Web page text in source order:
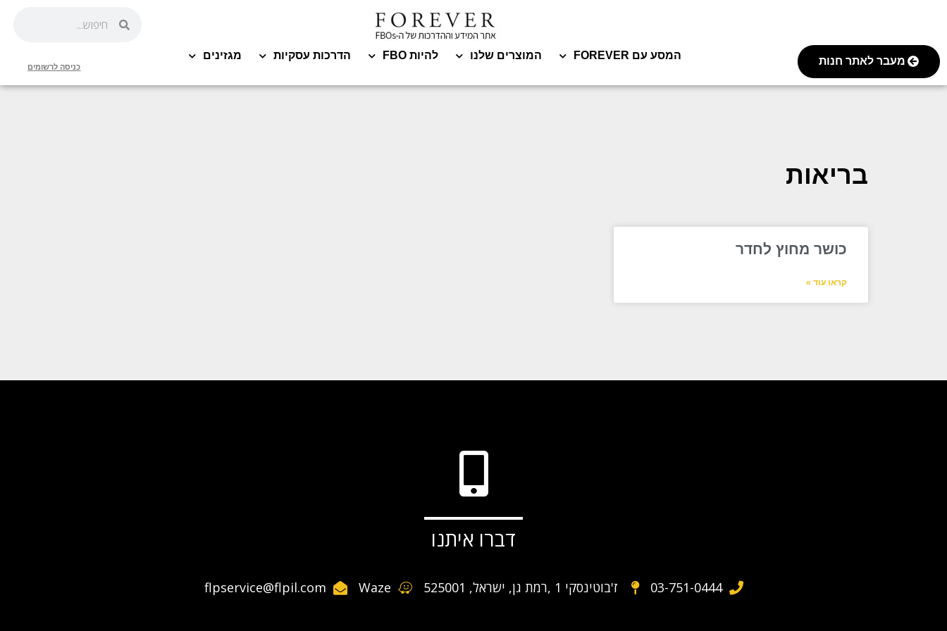
מעבר לאתר חנות המסע עם FOREVER המוצרים שלנו להיות FBO הדרכות עסקיות מגזינים
כניסה לרשומים
בריאות
כושר מחוץ לחדר
קראו עוד »
דברו איתנו
03-751-0444 ז'בוטינסקי 1 ,רמת גן, ישראל, 525001 Waze
flpservice@flpil.com